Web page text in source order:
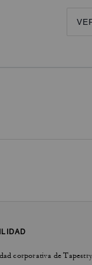
corporativa de Tapestry